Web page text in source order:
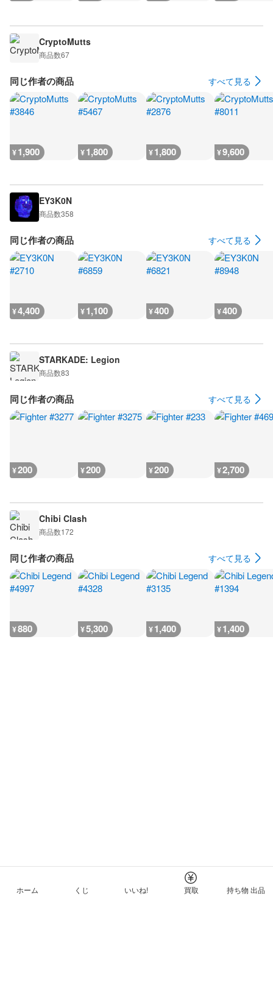
CryptoMutts
商品数67
同じ作者の商品 すべて見る
¥1,900 ¥1,800 ¥1,800 ¥9,600
EY3K0N
商品数358
同じ作者の商品 すべて見る
¥4,400 ¥1,100 ¥400 ¥400
STARKADE: Legion
商品数83
同じ作者の商品 すべて見る
¥200 ¥200 ¥200 ¥2,700
Chibi Clash
商品数172
同じ作者の商品 すべて見る
¥880 ¥5,300 ¥1,400 ¥1,400
ホーム くじ いいね! 買取 持ち物 出品